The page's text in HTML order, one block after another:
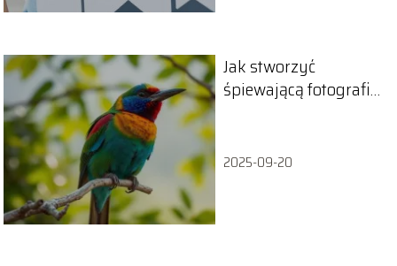
Jak stworzyć
śpiewającą fotografię
2025-09-20